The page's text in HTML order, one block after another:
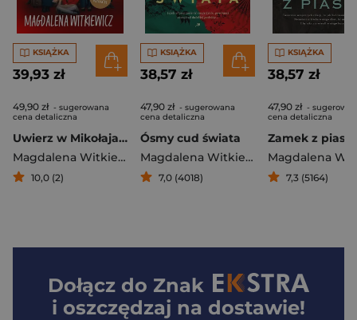
KSIĄŻKA
39,93 zł
49,90 zł - sugerowana
cena detaliczna
Uwierz w Mikołaja 2. Na ratunek babci
Magdalena Witkiewicz
10,0 (2)
KSIĄŻKA
38,57 zł
47,90 zł - sugerowana
cena detaliczna
Ósmy cud świata
Magdalena Witkiewicz
7,0 (4018)
KSIĄŻKA
38,57 zł
47,90 zł -
cena detaliczna
Zamek z
7,3 (5164)
Dołącz do Znak
i oszczędzaj na dostawie!